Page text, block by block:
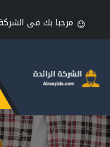
مرحبا بك فى